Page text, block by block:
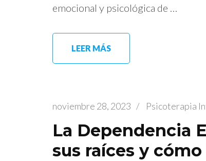
emocional y psicológica de …
LEER MÁS
noviembre 28, 2023 / Psicoterapia
La Dependencia
sus raíces y